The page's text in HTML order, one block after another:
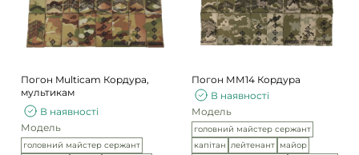
Каталог
Контакти
Про нас
Доставка і оплата
Погони
Фурнітура
Second Hand NATO
Погон Multicam Кордура,
мультикам
В наявності
Модель
головний майстер сержант
Погон ММ14 Кордура
В наявності
Модель
головний майстер сержант
капітан лейтенант майор